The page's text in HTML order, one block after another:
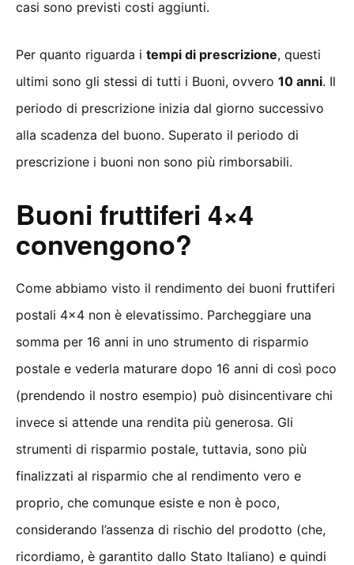
casi sono previsti costi aggiunti.
Per quanto riguarda i tempi di prescrizione, questi
ultimi sono gli stessi di tutti i Buoni, ovvero 10 anni. Il
periodo di prescrizione inizia dal giorno successivo
alla scadenza del buono. Superato il periodo di
prescrizione i buoni non sono più rimborsabili.
Buoni fruttiferi 4×4
convengono?
Come abbiamo visto il rendimento dei buoni fruttiferi
postali 4×4 non è elevatissimo. Parcheggiare una
somma per 16 anni in uno strumento di risparmio
postale e vederla maturare dopo 16 anni di così poco
(prendendo il nostro esempio) può disincentivare chi
invece si attende una rendita più generosa. Gli
strumenti di risparmio postale, tuttavia, sono più
finalizzati al risparmio che al rendimento vero e
proprio, che comunque esiste e non è poco,
considerando l’assenza di rischio del prodotto (che,
ricordiamo, è garantito dallo Stato Italiano) e quindi